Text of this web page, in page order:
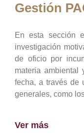
Gestión
En esta sección
investigación
de oficio por
materia
fecha, a través de
generales, como
Ver más